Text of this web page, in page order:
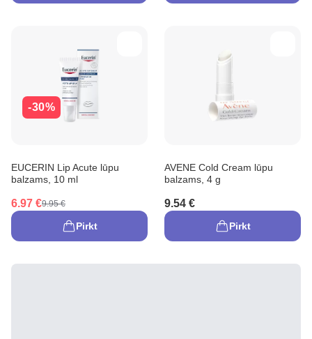
-30%
EUCERIN Lip Acute lūpu
balzams, 10 ml
6.97 €9.95 €
Pirkt
AVENE Cold Cream lūpu
balzams, 4 g
9.54 €
Pirkt